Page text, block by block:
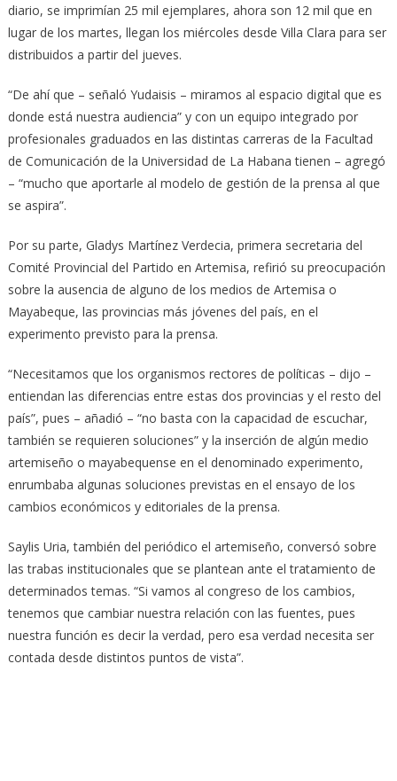
diario, se imprimían 25 mil ejemplares, ahora son 12 mil que en
lugar de los martes, llegan los miércoles desde Villa Clara para ser
distribuidos a partir del jueves.
“De ahí que – señaló Yudaisis – miramos al espacio digital que es
donde está nuestra audiencia” y con un equipo integrado por
profesionales graduados en las distintas carreras de la Facultad
de Comunicación de la Universidad de La Habana tienen – agregó
– “mucho que aportarle al modelo de gestión de la prensa al que
se aspira”.
Por su parte, Gladys Martínez Verdecia, primera secretaria del
Comité Provincial del Partido en Artemisa, refirió su preocupación
sobre la ausencia de alguno de los medios de Artemisa o
Mayabeque, las provincias más jóvenes del país, en el
experimento previsto para la prensa.
“Necesitamos que los organismos rectores de políticas – dijo –
entiendan las diferencias entre estas dos provincias y el resto del
país”, pues – añadió – “no basta con la capacidad de escuchar,
también se requieren soluciones” y la inserción de algún medio
artemiseño o mayabequense en el denominado experimento,
enrumbaba algunas soluciones previstas en el ensayo de los
cambios económicos y editoriales de la prensa.
Saylis Uria, también del periódico el artemiseño, conversó sobre
las trabas institucionales que se plantean ante el tratamiento de
determinados temas. “Si vamos al congreso de los cambios,
tenemos que cambiar nuestra relación con las fuentes, pues
nuestra función es decir la verdad, pero esa verdad necesita ser
contada desde distintos puntos de vista”.